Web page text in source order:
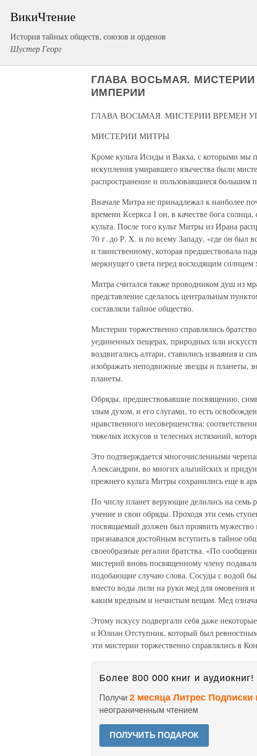
ВикиЧтение
История тайных обществ, союзов и орденов
Шустер Георг
ГЛАВА ВОСЬМАЯ.
ИМПЕРИИ
ГЛАВА ВОСЬМАЯ. МИСТЕРИИ ВРЕМЕН
МИСТЕРИИ МИТРЫ
Кроме культа Исиды и Вакха, с которыми мы
искупления умиравшего язычества были
распространение и пользовавшиеся большим
Вначале Митра не принадлежал к наиболее
времени Ксеркса I он, в качестве бога
культа. После того культ Митры из Ирана
70 г. до Р. X. и по всему Западу, «где он был
и таинственному, которая предшествовала
меркнущего света перед восходящим солнцем
Митра считался также проводником душ из
представление сделалось центральным
составляли тайное общество.
Мистерии торжественно справлялись
уединенных пещерах, природных или
воздвигались алтари, ставились изваяния и
изображать неподвижные звезды и планеты,
планеты.
Обряды, предшествовавшие посвящению,
злым духом, и его слугами, то есть
нравственного несовершенства;
тяжелых искусов и телесных истязаний,
Это подтверждается многочисленными
Александрии, во многих альпийских и
прежнего культа Митры сохранились еще в
По числу планет верующие делились на семь
учение и свои обряды. Проходя эти семь
посвящаемый должен был проявить
признавался достойным вступить в тайное
своеобразные регалии братства. «По
мистерий вновь посвященному члену
подобающие случаю слова. Сосуды с водой
вместо воды лили на руки мед для омовения
каким вредным и нечистым вещам. Мед
Этому искусу подвергали себя даже
и Юлиан Отступник, который был
эти мистерии торжественно справлялись в
Более 800 000 книг и аудиокниг!
Получи 2 месяца Литрес Подписки
неограниченным чтением
ПОЛУЧИТЬ ПОДАРОК